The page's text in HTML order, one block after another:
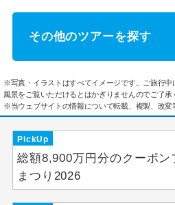
その他のツアーを探す
※写真・イラストはすべてイメージです。ご旅行
風景をご覧いただけるとはかぎりませんのでご了承
※当ウェブサイトの情報について転載、複製、改変
PickUp
総額8,900万円分のクーポン
まつり2026